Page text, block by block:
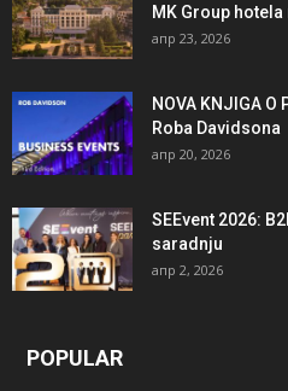
MK Group
апр 23, 2026
NOVA KNJIGA O
Roba Davidsona
апр 20, 2026
SEEvent 2026:
saradnju
апр 2, 2026
POPULAR